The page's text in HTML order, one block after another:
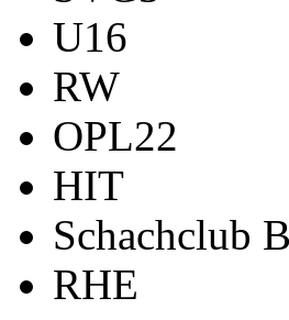
U16
RW
OPL22
HIT
Schachclub
RHE